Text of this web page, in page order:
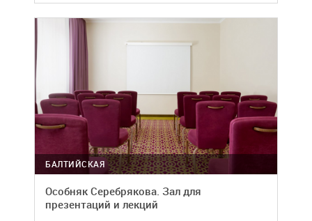
БАЛТИЙСКАЯ
Особняк Серебрякова. Зал для
презентаций и лекций